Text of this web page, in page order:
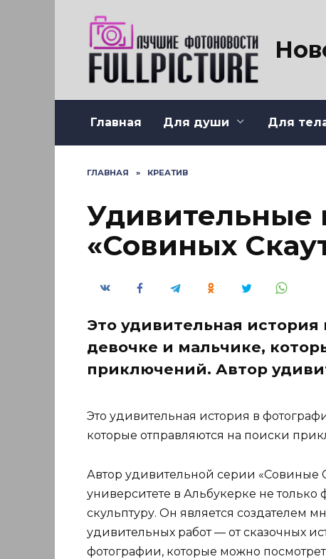
Главная Для души Для
ГЛАВНАЯ » КРЕАТИВ
Удивительные
«Совиных
Это удивительная история
девочке и мальчике,
приключений. Автор
Это удивительная история в
которые отправляются на поиски
Автор удивительной серии «Совиные
университете в Альбукерке не
скульптуру. Он является создателем
удивительных работ — от сказочных
фотографии, которые можно